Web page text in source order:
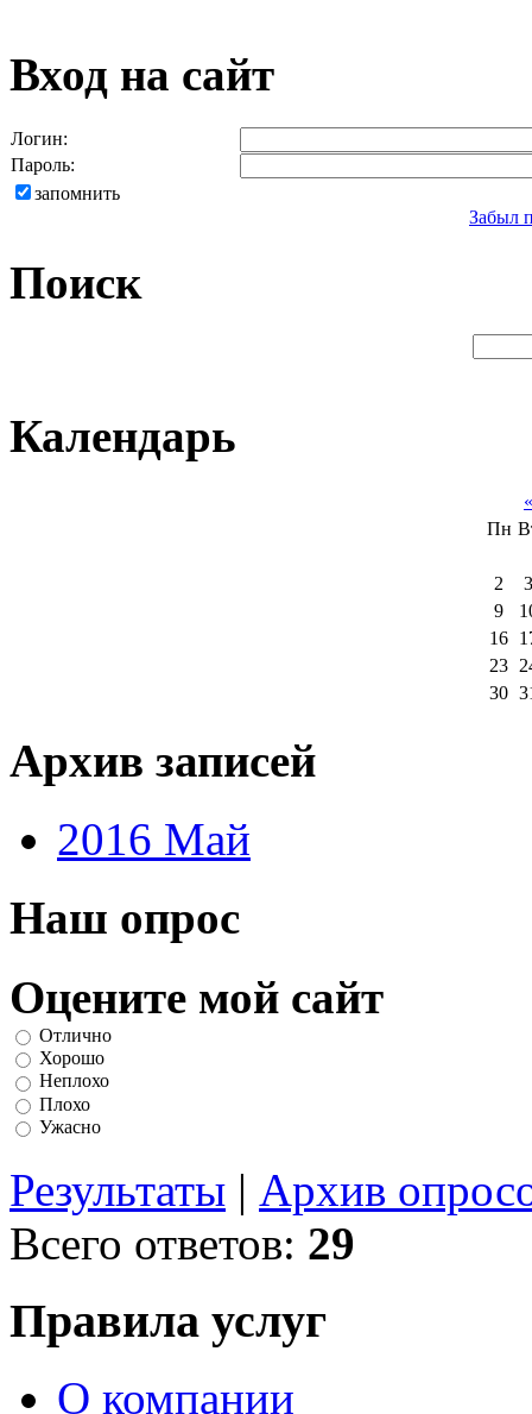
Вход на сайт
Логин:
Пароль:
запомнить
Забыл
Поиск
Календарь
«
Пн
2
3
9
16
23
30
Архив записей
2016 Май
Наш опрос
Оцените мой сайт
Отлично
Хорошо
Неплохо
Плохо
Ужасно
Результаты | Архив
Всего ответов: 29
Правила услуг
О компании